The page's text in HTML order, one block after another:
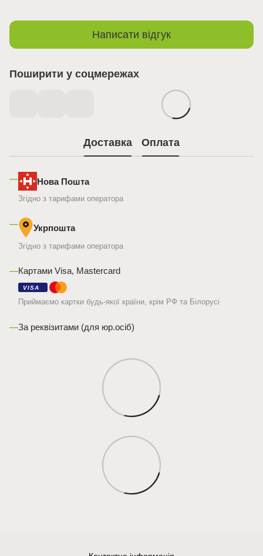
Написати відгук
Поширити у соцмережах
Доставка Оплата
— Нова Пошта
Згідно з тарифами оператора
— Укрпошта
Згідно з тарифами оператора
—Картами Visa, Mastercard
VISA
Приймаємо картки будь-якої країни, крім РФ та Білорусі
—За реквізитами (для юр.осіб)